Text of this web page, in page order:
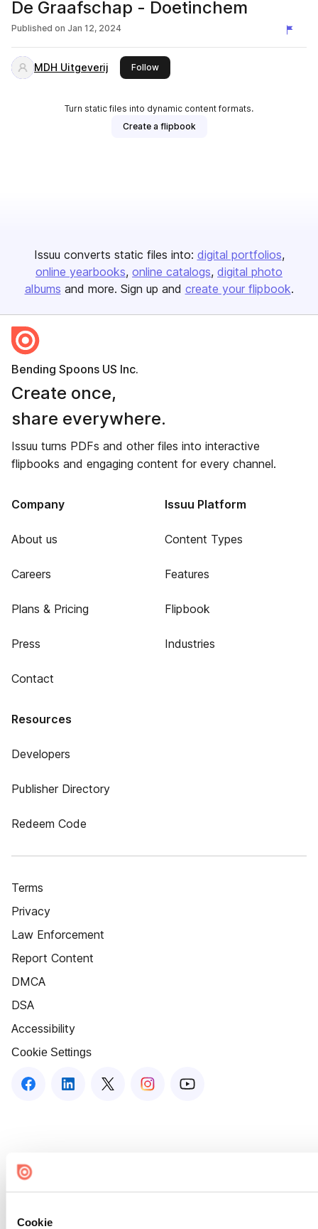
Cookie
De Graafschap - Doetinchem
Published on Jan 12, 2024
MDH Uitgeverij Followthis publisher
Turn static files into dynamic content formats.
Create a flipbook
Issuu converts static files into: digital portfolios
online yearbooks online catalogs digital photo
albums and more. Sign up and create your flipbook.
Bending Spoons US Inc.
Create once,
share everywhere.
Issuu turns PDFs and other files into interactive
flipbooks and engaging content for every channel.
Company
About us
Careers
Plans & Pricing
Press
Contact
Issuu Platform
Content Types
Features
Flipbook
Industries
Resources
Developers
Publisher Directory
Redeem Code
Terms
Privacy
Law Enforcement
Report Content
DMCA
DSA
Accessibility
Cookie Settings